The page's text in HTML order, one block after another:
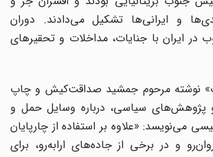
و ایرانی‌ها تشکیل می‌دادند. دوران
ایران با جنایات، مداخلات و تحقیرهای
نوشته مرحوم جمشید صداقت‌کیش و چاپ
سیاسی، درباره وسایل حمل و
می‌نویسد: «علاوه بر استفاده از چارپایان
و در برخی از جاده‌های ارابه‌رو، برای